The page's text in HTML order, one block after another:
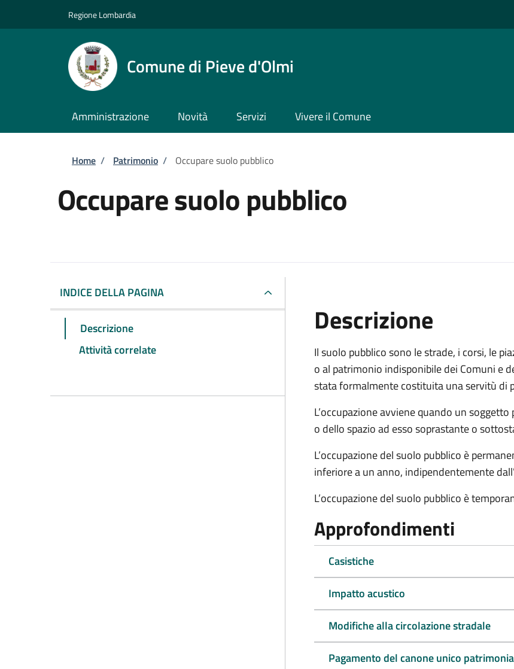
Regione Lombardia
Comune di Pieve d'Olmi
Amministrazione Novità Servizi Vivere il Comune
Briciole di pane
Home / Patrimonio / Occupare suolo pubblico
Occupare suolo pubblico
INDICE DELLA PAGINA
Descrizione
Attività correlate
Descrizione
Il suolo pubblico sono le strade, i corsi, le
o al patrimonio indisponibile dei Comuni e
stata formalmente costituita una servitù di
L’occupazione avviene quando un
o dello spazio ad esso soprastante o
L’occupazione del suolo pubblico è
inferiore a un anno, indipendentemente
L’occupazione del suolo pubblico è
Approfondimenti
Casistiche
Impatto acustico
Modifiche alla circolazione stradale
Pagamento del canone unico